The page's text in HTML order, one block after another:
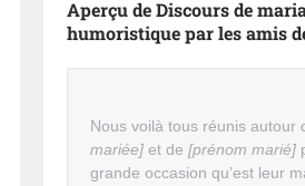
Aperçu de Discours de
humoristique par les amis
Nous voilà tous réunis autour
mariée] et de [prénom marié]
grande occasion qu’est leur